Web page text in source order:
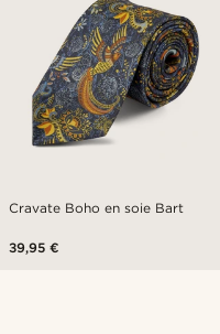
Cravate Boho en soie Bart
39,95 €